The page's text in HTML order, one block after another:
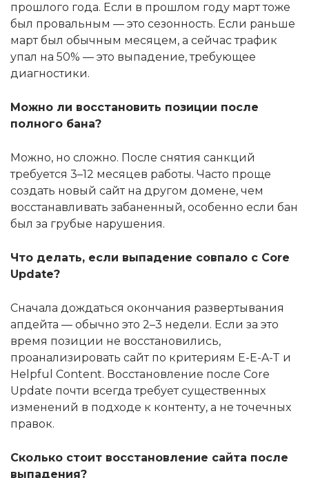
прошлого года. Если в прошлом году март тоже
был провальным — это сезонность. Если раньше
март был обычным месяцем, а сейчас трафик
упал на 50% — это выпадение, требующее
диагностики.
Можно ли восстановить позиции после
полного бана?
Можно, но сложно. После снятия санкций
требуется 3–12 месяцев работы. Часто проще
создать новый сайт на другом домене, чем
восстанавливать забаненный, особенно если бан
был за грубые нарушения.
Что делать, если выпадение совпало с Core
Update?
Сначала дождаться окончания развертывания
апдейта — обычно это 2–3 недели. Если за это
время позиции не восстановились,
проанализировать сайт по критериям E-E-A-T и
Helpful Content. Восстановление после Core
Update почти всегда требует существенных
изменений в подходе к контенту, а не точечных
правок.
Сколько стоит восстановление сайта после
выпадения?